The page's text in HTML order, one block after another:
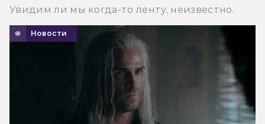
Увидим ли мы когда-то ленту, неизвестно.
Новости